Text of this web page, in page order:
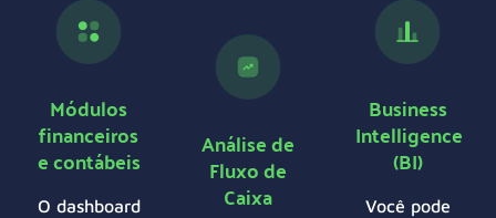
Módulos
financeiros
e contábeis
O dashboard
Análise de
Fluxo de
Caixa
Business
Intelligence
(BI)
Você pode